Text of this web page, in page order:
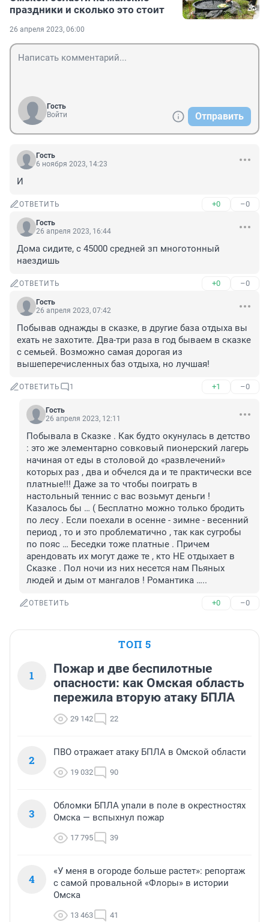
праздники и сколько это стоит
26 апреля 2023, 06:00
Гость
Войти
Отправить
Гость
6 ноября 2023, 14:23
И
ОТВЕТИТЬ +0 –0
Гость
26 апреля 2023, 16:44
Дома сидите, с 45000 средней зп многотонный
наездишь
ОТВЕТИТЬ +0 –0
Гость
26 апреля 2023, 07:42
Побывав однажды в сказке, в другие база отдыха вы
ехать не захотите. Два-три раза в год бываем в сказке
с семьей. Возможно самая дорогая из
вышеперечисленных баз отдыха, но лучшая!
ОТВЕТИТЬ 1 +1 –0
Гость
26 апреля 2023, 12:11
Побывала в Сказке . Как будто окунулась в детство
: это же элементарно совковый пионерский лагерь
начиная от еды в столовой до «развлечений»
которых раз , два и обчелся да и те практически все
платные!!! Даже за то чтобы поиграть в
настольный теннис с вас возьмут деньги !
Казалось бы … ( Бесплатно можно только бродить
по лесу . Если поехали в осенне - зимне - весенний
период , то и это проблематично , так как сугробы
по пояс … Беседки тоже платные . Причем
арендовать их могут даже те , кто НЕ отдыхает в
Сказке . Пол ночи из них несется нам Пьяных
людей и дым от мангалов ! Романтика …..
ОТВЕТИТЬ +0 –0
ТОП 5
1
Пожар и две беспилотные
опасности: как Омская область
пережила вторую атаку БПЛА
29 142 22
2
ПВО отражает атаку БПЛА в Омской области
19 032 90
3
Обломки БПЛА упали в поле в окрестностях
Омска — вспыхнул пожар
17 795 39
4
«У меня в огороде больше растет»: репортаж
с самой провальной «Флоры» в истории
Омска
13 463 41